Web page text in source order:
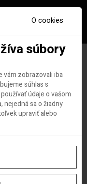
muzei
O cookies
súbory
vám zobrazovali iba
súhlas s
údaje o vašom
nejedná sa o žiadny
upraviť alebo